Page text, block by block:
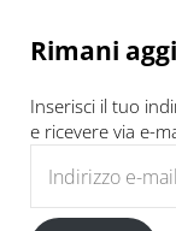
Rimani
Inserisci il tuo
e ricevere via e-